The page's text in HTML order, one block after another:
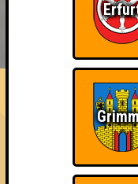
Bin ich schon
Nimm
~